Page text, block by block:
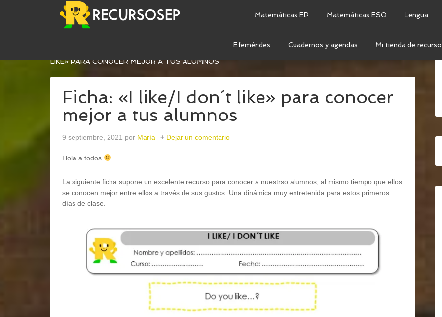
Matemáticas EP Matemáticas ESO Lengua
Efemérides Cuadernos y agendas Mi tienda de
/FICHA: «I LIKE/I DON´T
LIKE» PARA CONOCER MEJOR A TUS ALUMNOS
Ficha: «I like/I don´t like» para conocer
mejor a tus alumnos
9 septiembre, 2021 por María Dejar un comentario
Hola a todos
La siguiente ficha supone un excelente recurso para conocer a nuestrso alumnos, al mismo tiempo que ellos
se conocen mejor entre ellos a través de sus gustos. Una dinámica muy entretenida para estos primeros
días de clase.